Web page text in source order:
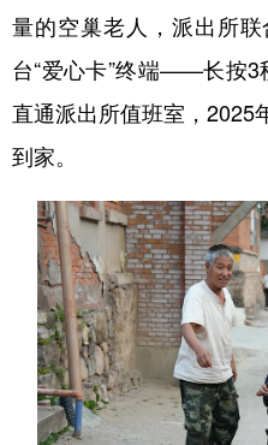
量的空巢老人，派出所
台“爱心卡”终端——长按3
直通派出所值班室，2025
到家。